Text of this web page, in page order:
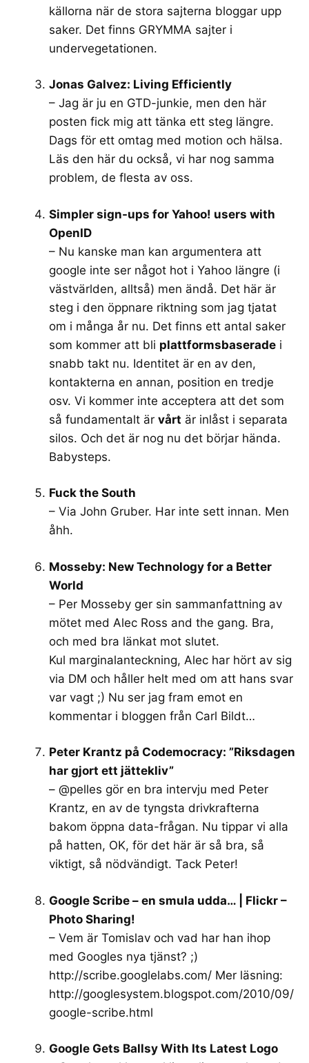
källorna när de stora sajterna bloggar upp
saker. Det finns GRYMMA sajter i
undervegetationen.
Jonas Galvez: Living Efficiently
– Jag är ju en GTD-junkie, men den här
posten fick mig att tänka ett steg längre.
Dags för ett omtag med motion och hälsa.
Läs den här du också, vi har nog samma
problem, de flesta av oss.
Simpler sign-ups for Yahoo! users with
OpenID
– Nu kanske man kan argumentera att
google inte ser något hot i Yahoo längre (i
västvärlden, alltså) men ändå. Det här är
steg i den öppnare riktning som jag tjatat
om i många år nu. Det finns ett antal saker
som kommer att bli plattformsbaserade i
snabb takt nu. Identitet är en av den,
kontakterna en annan, position en tredje
osv. Vi kommer inte acceptera att det som
så fundamentalt är vårt är inlåst i separata
silos. Och det är nog nu det börjar hända.
Babysteps.
Fuck the South
– Via John Gruber. Har inte sett innan. Men
åhh.
Mosseby: New Technology for a Better
World
– Per Mosseby ger sin sammanfattning av
mötet med Alec Ross and the gang. Bra,
och med bra länkat mot slutet.
Kul marginalanteckning, Alec har hört av sig
via DM och håller helt med om att hans svar
var vagt ;) Nu ser jag fram emot en
kommentar i bloggen från Carl Bildt…
Peter Krantz på Codemocracy: ”Riksdagen
har gjort ett jättekliv”
– @pelles gör en bra intervju med Peter
Krantz, en av de tyngsta drivkrafterna
bakom öppna data-frågan. Nu tippar vi alla
på hatten, OK, för det här är så bra, så
viktigt, så nödvändigt. Tack Peter!
Google Scribe – en smula udda… | Flickr –
Photo Sharing!
– Vem är Tomislav och vad har han ihop
med Googles nya tjänst? ;)
http://scribe.googlelabs.com/ Mer läsning:
http://googlesystem.blogspot.com/2010/09/
google-scribe.html
Google Gets Ballsy With Its Latest Logo